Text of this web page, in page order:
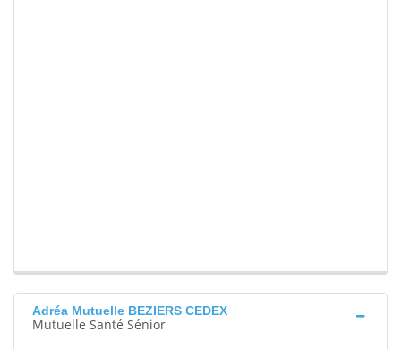
Adréa Mutuelle BEZIERS CEDEX
Mutuelle Santé Sénior